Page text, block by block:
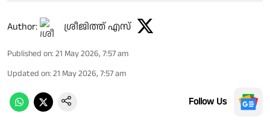
Author: ശ്രീജിത്ത് എസ്
Published on: 21 May 2026, 7:57 am
Updated on: 21 May 2026, 7:57 am
Follow Us